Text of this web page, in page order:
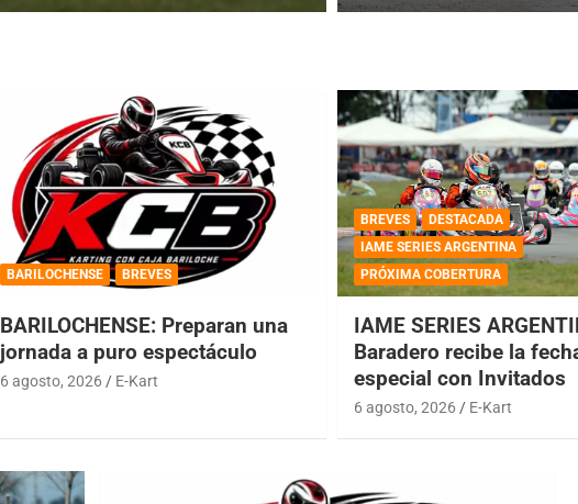
BARILOCHENSE BREVES
BARILOCHENSE: Preparan una
jornada a puro espectáculo
6 agosto, 2026 E-Kart
BREVES
DESTACADA
IAME SERIES ARGENTINA
PRÓXIMA COBERTURA
IAME SERIES
Baradero recibe la
especial con Invitados
6 agosto, 2026 E-Kart